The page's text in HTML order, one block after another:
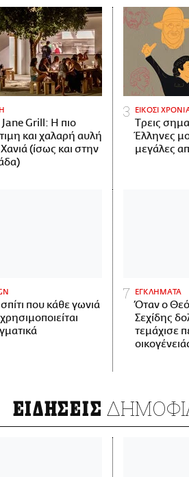
Jane Grill: Η πιο
και χαλαρή αυλή
(ίσως και στην
ΕΙΚΟΣΙ
Tρεις
Έλληνες
μεγάλες
που κάθε γωνιά
ΕΓΚΛΗΜΑΤΑ
Όταν ο
Σεχίδης
τεμάχισε
ΕΙΔΗΣΕΙΣ